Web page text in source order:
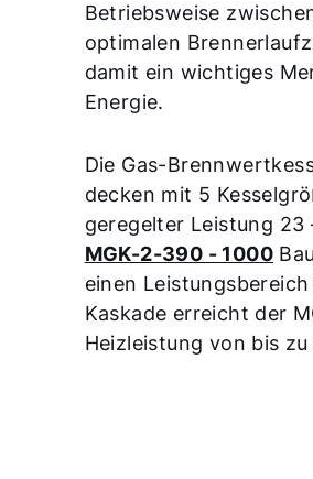
Betriebsweise
optimalen
damit ein wichtiges
Energie.
Die Gas-
decken mit 5
geregelter Leistung 23
MGK-2-390 - 1000
einen
Kaskade erreicht der
Heizleistung von bis zu